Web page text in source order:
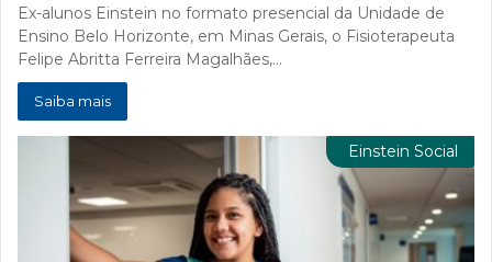
Ex-alunos Einstein no formato presencial da Unidade de
Ensino Belo Horizonte, em Minas Gerais, o Fisioterapeuta
Felipe Abritta Ferreira Magalhães,…
Saiba mais
Einstein Social